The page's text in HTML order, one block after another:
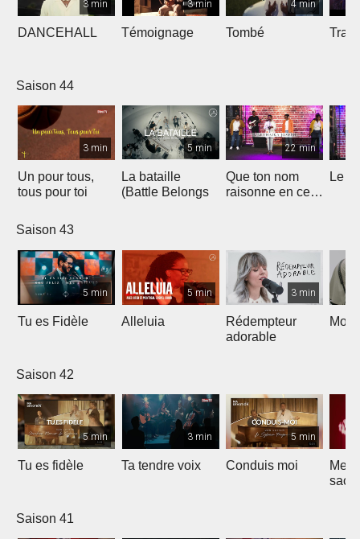
3 min
DANCEHALL
3 min
Témoignage
4 min
Tombé
Saison 44
3 min
Un pour tous,
tous pour toi
5 min
La bataille
(Battle Belongs
22 min
Que ton nom
raisonne en ce
Le
Saison 43
5 min
Tu es Fidèle
5 min
Alleluia
3 min
Rédempteur
adorable
Mon
Saison 42
5 min
Tu es fidèle
3 min
Ta tendre voix
5 min
Conduis moi
Saison 41